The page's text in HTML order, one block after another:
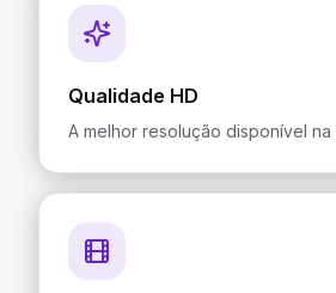
Qualidade HD
A melhor resolução disponível na